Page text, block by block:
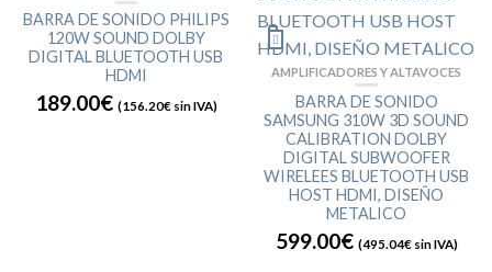
BARRA DE SONIDO PHILIPS
120W SOUND DOLBY
DIGITAL BLUETOOTH USB
HDMI
189.00€ (156.20€sin IVA)
AMPLIFICADORES Y ALTAVOCES
BARRA DE SONIDO
SAMSUNG 310W 3D SOUND
CALIBRATION DOLBY
DIGITAL SUBWOOFER
WIRELEES BLUETOOTH USB
HOST HDMI, DISEÑO
METALICO
599.00€ (495.04€sin IVA)